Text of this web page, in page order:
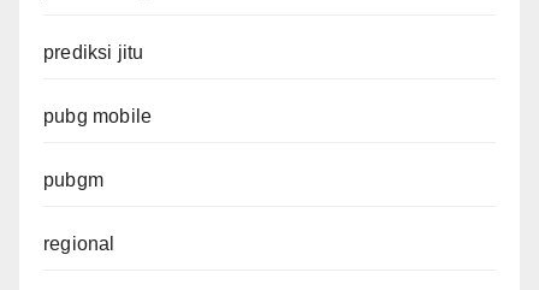
prediksi jitu
pubg mobile
pubgm
regional